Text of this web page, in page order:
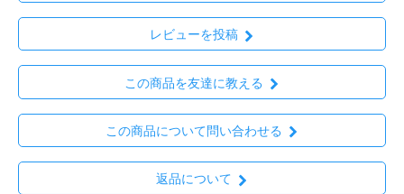
レビューを投稿
この商品を友達に教える
この商品について問い合わせる
返品について